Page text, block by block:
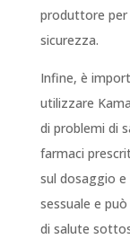
produttore per
sicurezza.
Infine, è
utilizzare
di problemi di
farmaci
sul dosaggio e
sessuale e
di salute